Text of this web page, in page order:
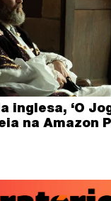
inglesa, ‘O
na Amazon